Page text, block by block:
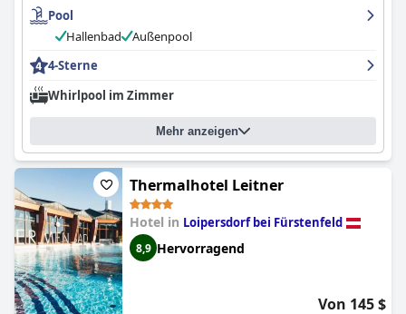
Pool
Hallenbad
Außenpool
4-Sterne
Whirlpool im Zimmer
Mehr anzeigen
Thermalhotel Leitner
Hotel in Loipersdorf bei Fürstenfeld
8,9 Hervorragend
Von 145 $